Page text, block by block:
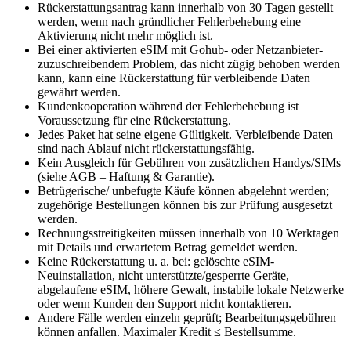
Rückerstattungsantrag kann innerhalb von 30 Tagen gestellt
werden, wenn nach gründlicher Fehlerbehebung eine
Aktivierung nicht mehr möglich ist.
Bei einer aktivierten eSIM mit Gohub- oder Netzanbieter-
zuzuschreibendem Problem, das nicht zügig behoben werden
kann, kann eine Rückerstattung für verbleibende Daten
gewährt werden.
Kundenkooperation während der Fehlerbehebung ist
Voraussetzung für eine Rückerstattung.
Jedes Paket hat seine eigene Gültigkeit. Verbleibende Daten
sind nach Ablauf nicht rückerstattungsfähig.
Kein Ausgleich für Gebühren von zusätzlichen Handys/SIMs
(siehe AGB – Haftung & Garantie).
Betrügerische/ unbefugte Käufe können abgelehnt werden;
zugehörige Bestellungen können bis zur Prüfung ausgesetzt
werden.
Rechnungsstreitigkeiten müssen innerhalb von 10 Werktagen
mit Details und erwartetem Betrag gemeldet werden.
Keine Rückerstattung u. a. bei: gelöschte eSIM-
Neuinstallation, nicht unterstützte/gesperrte Geräte,
abgelaufene eSIM, höhere Gewalt, instabile lokale Netzwerke
oder wenn Kunden den Support nicht kontaktieren.
Andere Fälle werden einzeln geprüft; Bearbeitungsgebühren
können anfallen. Maximaler Kredit ≤ Bestellsumme.